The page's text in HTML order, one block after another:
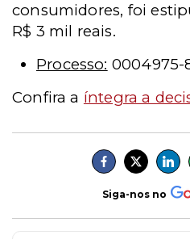
consumidores, foi
R$ 3 mil reais.
Processo: 0004975-
Confira a íntegra a
Siga-nos no